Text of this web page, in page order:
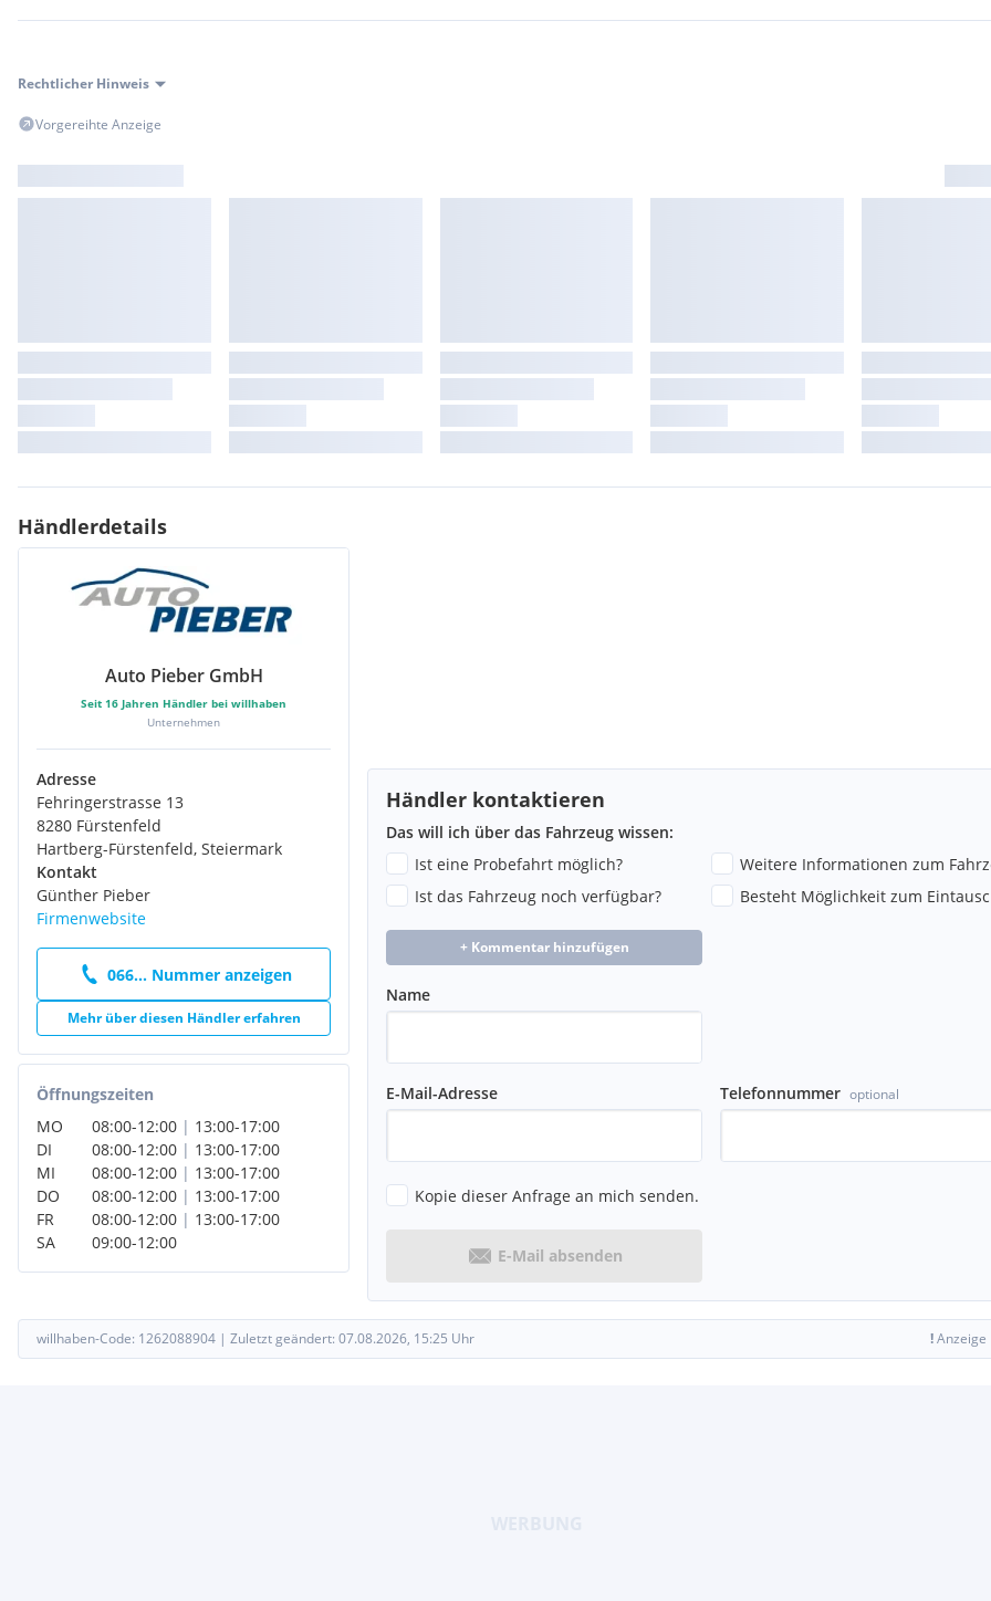
Rechtlicher Hinweis
Vorgereihte Anzeige
Händlerdetails
Auto Pieber GmbH
Seit 16 Jahren Händler bei willhaben
Unternehmen
Adresse
Fehringerstrasse 13
8280 Fürstenfeld
Hartberg-Fürstenfeld, Steiermark
Kontakt
Günther Pieber
Firmenwebsite
066... Nummer anzeigen
Mehr über diesen Händler erfahren
Öffnungszeiten
MO
08:00-12:00 | 13:00-17:00
DI
08:00-12:00 | 13:00-17:00
MI
08:00-12:00 | 13:00-17:00
DO
08:00-12:00 | 13:00-17:00
FR
08:00-12:00 | 13:00-17:00
SA
09:00-12:00
Händler kontaktieren
Das will ich über das Fahrzeug wissen:
Ist eine Probefahrt möglich?
Weitere Informationen zum
Ist das Fahrzeug noch verfügbar?
Besteht Möglichkeit zum
+ Kommentar hinzufügen
Name
E-Mail-Adresse Telefonnummer optional
Kopie dieser Anfrage an mich senden.
E-Mail absenden
willhaben-Code: 1262088904 | Zuletzt geändert: 07.08.2026, 15:25 Uhr !Anzeige